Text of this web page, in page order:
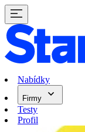
Nabídky
Firmy
Testy
Profil